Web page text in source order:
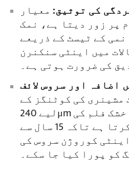
کی توثیق: معیار
پر زور دیتا ہے، نمک
کے ٹیسٹ کے ذریعے
میں اینٹی سنکنرن
کی ضرورت ہوتی ہے۔
اضافہ اور سروس لائف
مشینری کی کوٹنگز کے
لیے 240μm سے کم کی کل خشک فلم کی
موٹائی کی وضاحت کرتا ہے تاکہ 15 سال سے
کوروژن سروس کی
کو پورا کیا جا سکے۔